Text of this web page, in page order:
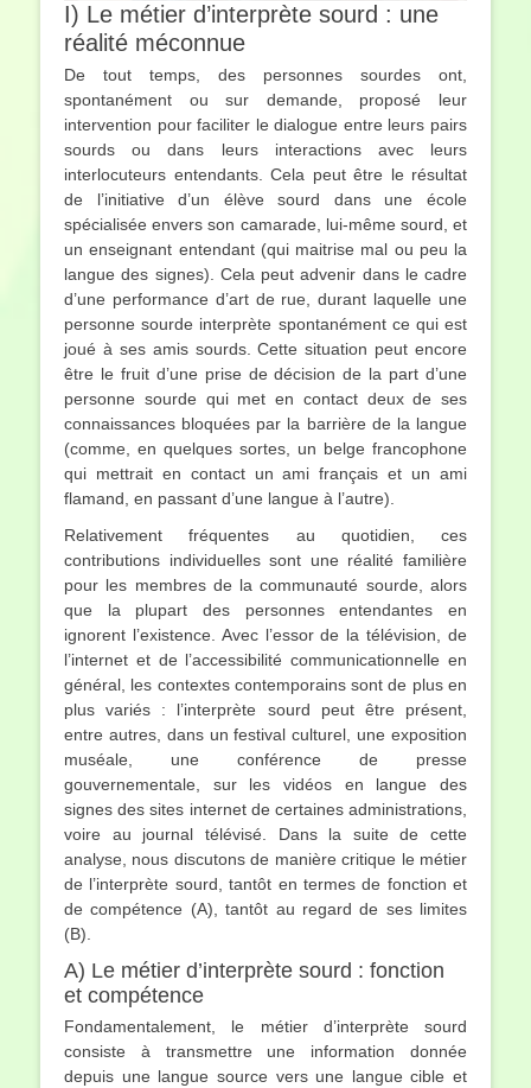
I) Le métier d’interprète sourd : une
réalité méconnue
De tout temps, des personnes sourdes ont,
spontanément ou sur demande, proposé leur
intervention pour faciliter le dialogue entre leurs pairs
sourds ou dans leurs interactions avec leurs
interlocuteurs entendants. Cela peut être le résultat
de l’initiative d’un élève sourd dans une école
spécialisée envers son camarade, lui-même sourd, et
un enseignant entendant (qui maitrise mal ou peu la
langue des signes). Cela peut advenir dans le cadre
d’une performance d’art de rue, durant laquelle une
personne sourde interprète spontanément ce qui est
joué à ses amis sourds. Cette situation peut encore
être le fruit d’une prise de décision de la part d’une
personne sourde qui met en contact deux de ses
connaissances bloquées par la barrière de la langue
(comme, en quelques sortes, un belge francophone
qui mettrait en contact un ami français et un ami
flamand, en passant d’une langue à l’autre).
Relativement fréquentes au quotidien, ces
contributions individuelles sont une réalité familière
pour les membres de la communauté sourde, alors
que la plupart des personnes entendantes en
ignorent l’existence. Avec l’essor de la télévision, de
l’internet et de l’accessibilité communicationnelle en
général, les contextes contemporains sont de plus en
plus variés : l’interprète sourd peut être présent,
entre autres, dans un festival culturel, une exposition
muséale, une conférence de presse
gouvernementale, sur les vidéos en langue des
signes des sites internet de certaines administrations,
voire au journal télévisé. Dans la suite de cette
analyse, nous discutons de manière critique le métier
de l’interprète sourd, tantôt en termes de fonction et
de compétence (A), tantôt au regard de ses limites
(B).
A) Le métier d’interprète sourd : fonction
et compétence
Fondamentalement, le métier d’interprète sourd
consiste à transmettre une information donnée
depuis une langue source vers une langue cible et